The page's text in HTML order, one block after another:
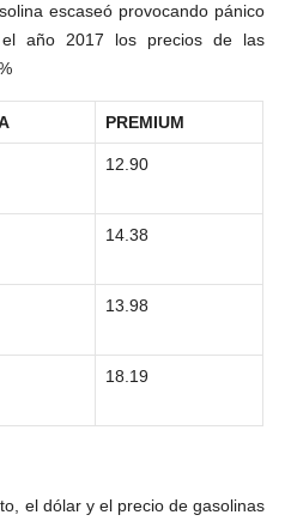
escaseó provocando pánico
año 2017 los precios de las
PREMIUM
12.90
14.38
13.98
18.19
el dólar y el precio de gasolinas